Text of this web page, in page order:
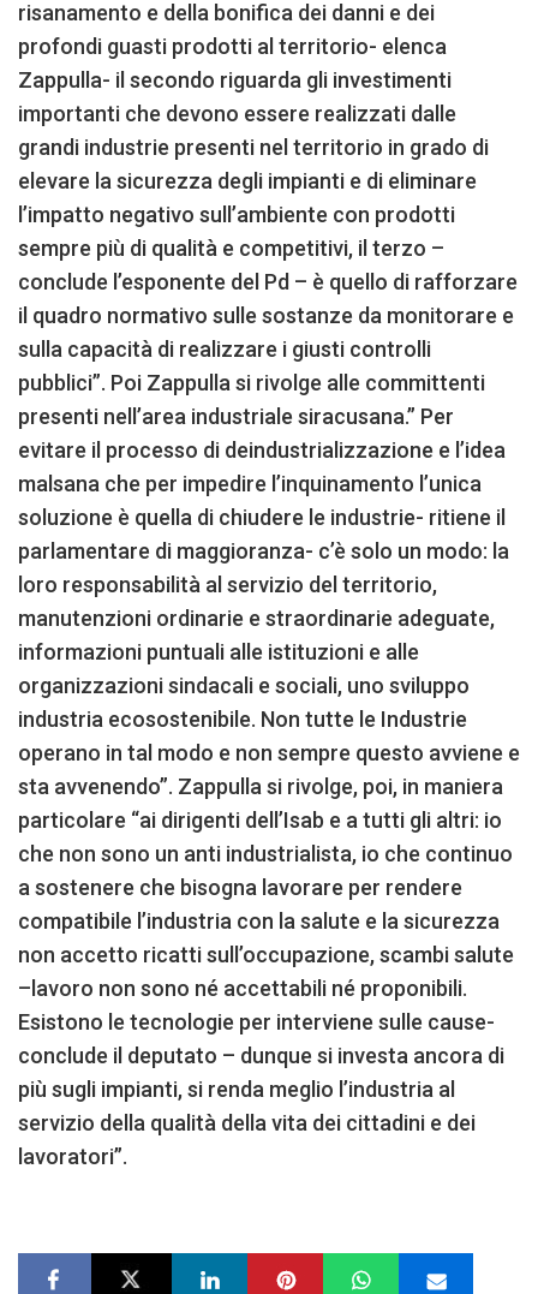
risanamento e della bonifica dei danni e dei
profondi guasti prodotti al territorio- elenca
Zappulla- il secondo riguarda gli investimenti
importanti che devono essere realizzati dalle
grandi industrie presenti nel territorio in grado di
elevare la sicurezza degli impianti e di eliminare
l’impatto negativo sull’ambiente con prodotti
sempre più di qualità e competitivi, il terzo –
conclude l’esponente del Pd – è quello di rafforzare
il quadro normativo sulle sostanze da monitorare e
sulla capacità di realizzare i giusti controlli
pubblici”. Poi Zappulla si rivolge alle committenti
presenti nell’area industriale siracusana.” Per
evitare il processo di deindustrializzazione e l’idea
malsana che per impedire l’inquinamento l’unica
soluzione è quella di chiudere le industrie- ritiene il
parlamentare di maggioranza- c’è solo un modo: la
loro responsabilità al servizio del territorio,
manutenzioni ordinarie e straordinarie adeguate,
informazioni puntuali alle istituzioni e alle
organizzazioni sindacali e sociali, uno sviluppo
industria ecosostenibile. Non tutte le Industrie
operano in tal modo e non sempre questo avviene e
sta avvenendo”. Zappulla si rivolge, poi, in maniera
particolare “ai dirigenti dell’Isab e a tutti gli altri: io
che non sono un anti industrialista, io che continuo
a sostenere che bisogna lavorare per rendere
compatibile l’industria con la salute e la sicurezza
non accetto ricatti sull’occupazione, scambi salute
–lavoro non sono né accettabili né proponibili.
Esistono le tecnologie per interviene sulle cause-
conclude il deputato – dunque si investa ancora di
più sugli impianti, si renda meglio l’industria al
servizio della qualità della vita dei cittadini e dei
lavoratori”.